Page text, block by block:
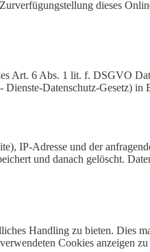
dieses
Art. 6 Abs. 1 lit. f. DSGVO
Datenschutz-Gesetz)
IP-Adresse und der
und danach gelöscht.
Handling zu bieten. Dies
Cookies anzeigen zu